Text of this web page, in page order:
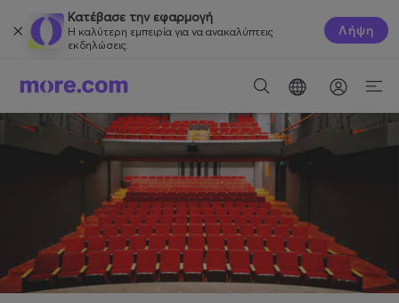
Κατέβασε την εφαρμογή
Η καλύτερη εμπειρία για να ανακαλύπτεις
εκδηλώσεις.
Λήψη